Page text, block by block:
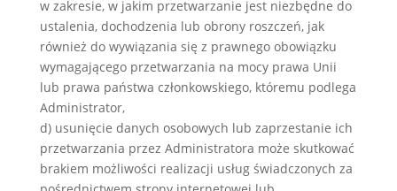
w zakresie, w jakim przetwarzanie jest niezbędne do
ustalenia, dochodzenia lub obrony roszczeń, jak
również do wywiązania się z prawnego obowiązku
wymagającego przetwarzania na mocy prawa Unii
lub prawa państwa członkowskiego, któremu podlega
Administrator,
d) usunięcie danych osobowych lub zaprzestanie ich
przetwarzania przez Administratora może skutkować
brakiem możliwości realizacji usług świadczonych za